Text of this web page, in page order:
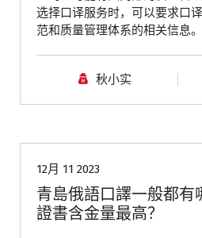
选择口译服务时，可以要求口
范和质量管理体系的相关信息。
秋小实
12月 11 2023
青島俄語口譯一般都有
證書含金量最高？